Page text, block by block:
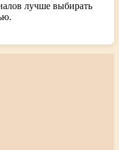
лучше выбирать